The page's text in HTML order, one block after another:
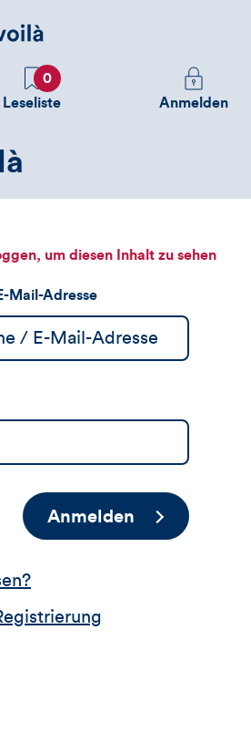
Favoriten
0
Leseliste
Melden
Sie
sehen
Anmelden
um diesen Inhalt zu sehen
Mail-Adresse
Anmelden